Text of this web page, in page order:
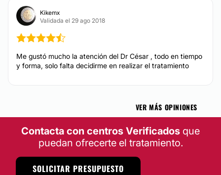
Kikemx
Validada el 29 ago 2018
Me gustó mucho la atención del Dr César , todo en tiempo
y forma, solo falta decidirme en realizar el tratamiento
VER MÁS OPINIONES
Contacta con centros Verificados que
puedan ofrecerte el tratamiento.
SOLICITAR PRESUPUESTO